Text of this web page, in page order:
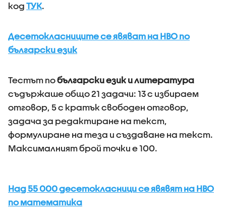
код ТУК.
Десетокласниците се явяват на НВО по
български език
Тестът побългарски език и литература
съдържаше общо 21 задачи: 13 с избираем
отговор, 5 с кратък свободен отговор,
задача за редактиране на текст,
формулиране на теза и създаване на текст.
Максималният брой точки е 100.
Над 55 000 десетокласници се явявят на НВО
по математика